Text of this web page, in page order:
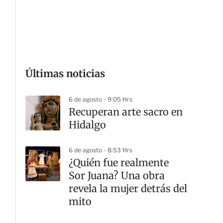
Últimas noticias
6 de agosto - 9:05 Hrs
Recuperan arte sacro en
Hidalgo
6 de agosto - 8:53 Hrs
¿Quién fue realmente
Sor Juana? Una obra
revela la mujer detrás del
mito